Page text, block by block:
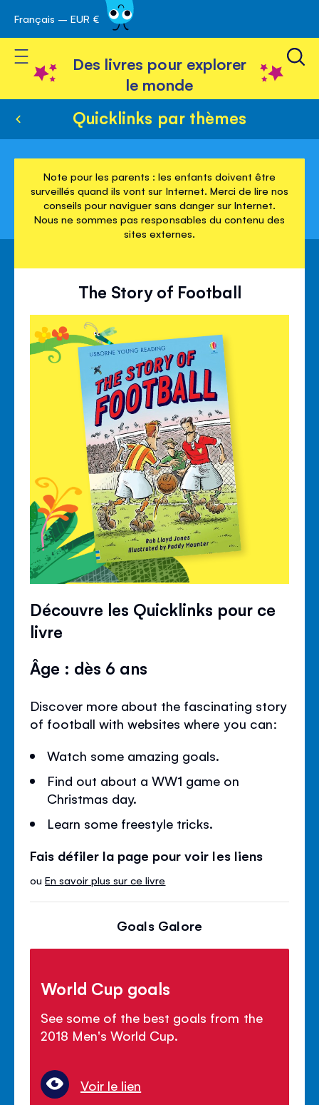
Skip
to
Content
Français – EUR €
Toggle Nav
Des livres pour explorer
le monde
Quicklinks par thèmes
Note pour les parents : les enfants doivent être
surveillés quand ils vont sur Internet. Merci de lire nos
conseils pour naviguer sans danger sur Internet.
Nous ne sommes pas responsables du contenu des
sites externes.
The Story of Football
Découvre les Quicklinks pour ce
livre
Âge : dès 6 ans
Discover more about the fascinating story
of football with websites where you can:
Watch some amazing goals.
Find out about a WW1 game on
Christmas day.
Learn some freestyle tricks.
Fais défiler la page pour voir les liens
ouEn savoir plus sur ce livre
Goals Galore
World Cup goals
See some of the best goals from the
2018 Men's World Cup.
Voir le lien